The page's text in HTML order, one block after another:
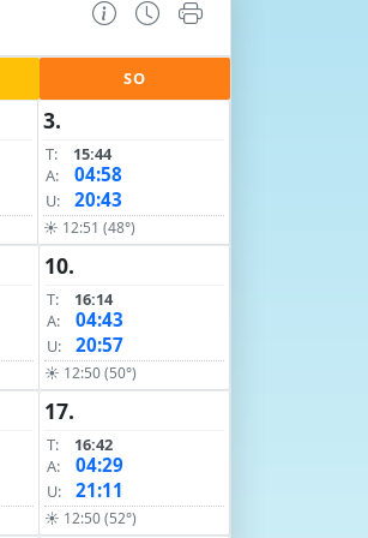
SO
3.
T:
15:44
A:
04:58
U: 20:43
☀ 12:51 (48°)
10.
T:
16:14
A:
04:43
U: 20:57
☀ 12:50 (50°)
17.
T:
16:42
A:
04:29
U: 21:11
☀ 12:50 (52°)